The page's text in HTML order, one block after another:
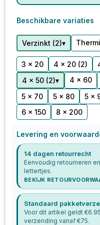
Beschikbare variaties
Verzinkt (2)▾
3 x 20 4 x 20 (2)
4 x 50 (2)▾ 4 x 60
5 x 70
5 x 80 5 x
6 x 150
8 x 200
Levering en
14 dagen retourrecht
Eenvoudig retourneren
lettertjes.
BEKIJK
Standaard
Voor dit artikel geldt €6.95
verzending vanaf €75.